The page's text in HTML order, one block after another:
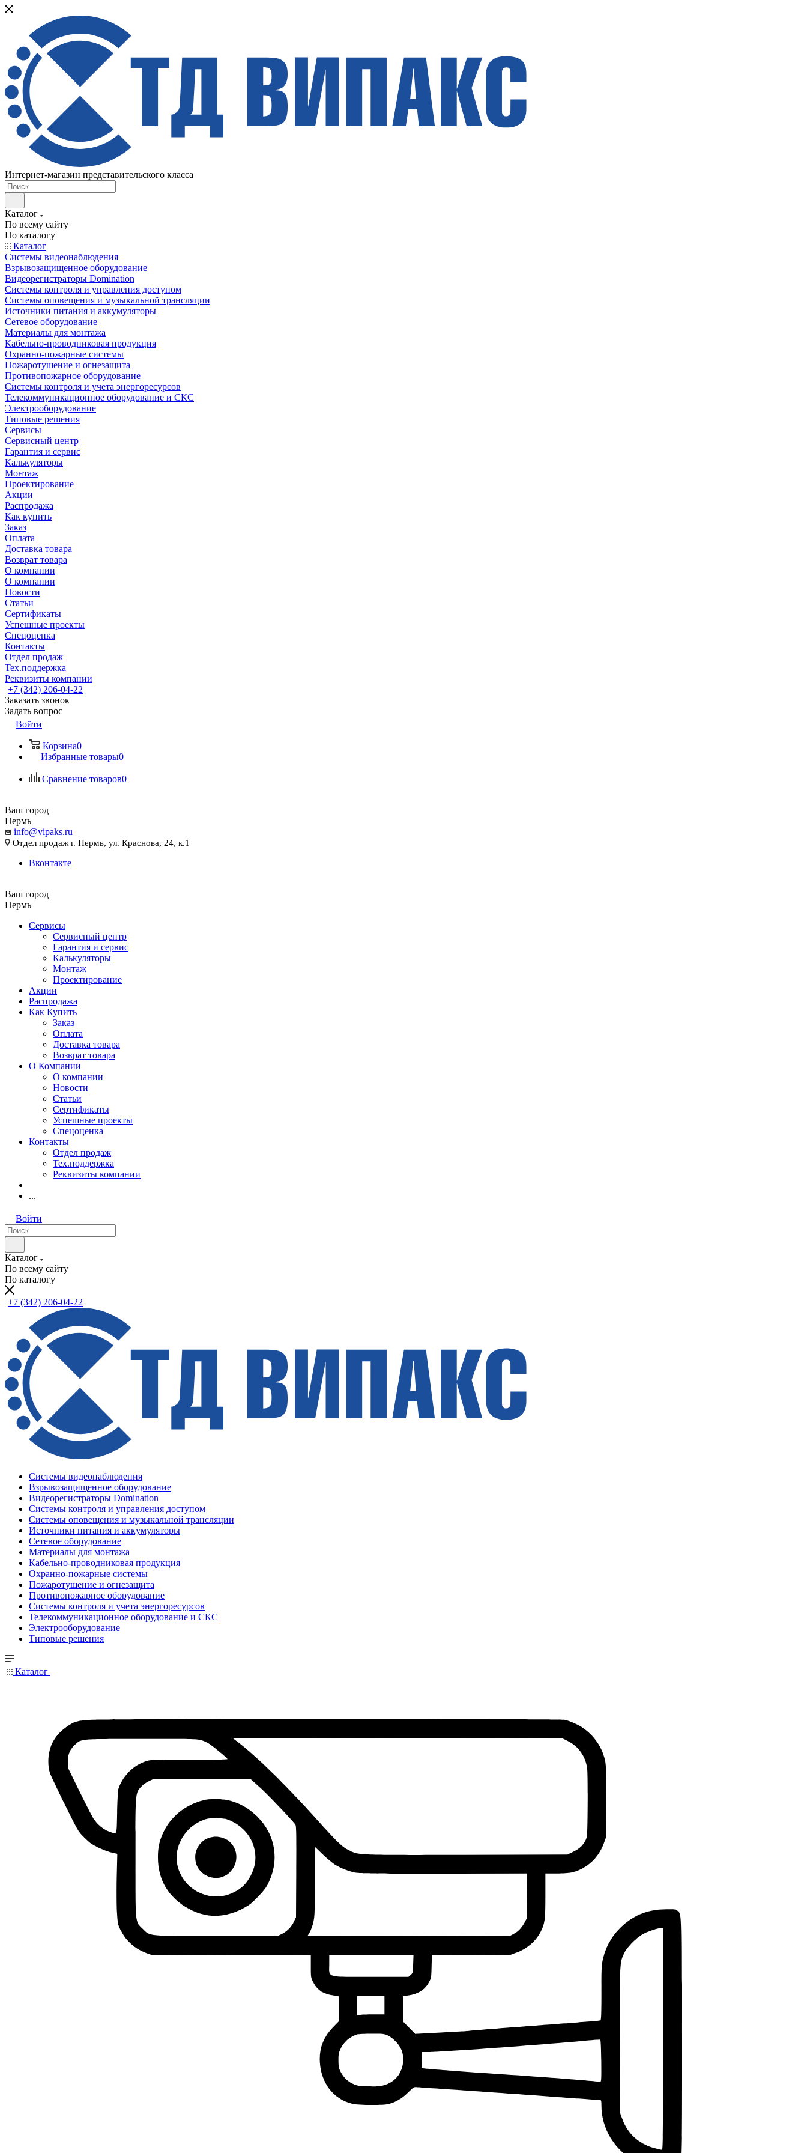
Интернет-магазин представительского класса
Каталог
По всему сайту
По каталогу
Каталог
Системы видеонаблюдения
Взрывозащищенное оборудование
Видеорегистраторы Domination
Системы контроля и управления доступом
Системы оповещения и музыкальной трансляции
Источники питания и аккумуляторы
Сетевое оборудование
Материалы для монтажа
Кабельно-проводниковая продукция
Охранно-пожарные системы
Пожаротушение и огнезащита
Противопожарное оборудование
Системы контроля и учета энергоресурсов
Телекоммуникационное оборудование и СКС
Электрооборудование
Типовые решения
Сервисы
Сервисный центр
Гарантия и сервис
Калькуляторы
Монтаж
Проектирование
Акции
Распродажа
Как купить
Заказ
Оплата
Доставка товара
Возврат товара
О компании
О компании
Новости
Статьи
Сертификаты
Успешные проекты
Спецоценка
Контакты
Отдел продаж
Тех.поддержка
Реквизиты компании
+7 (342) 206-04-22
Заказать звонок
Задать вопрос
Войти
Корзина0
Избранные товары0
Сравнение товаров0
Ваш город
Пермь
info@vipaks.ru
Отдел продаж г. Пермь, ул. Краснова, 24, к.1
Вконтакте
Ваш город
Пермь
Сервисы
Сервисный центр
Гарантия и сервис
Калькуляторы
Монтаж
Проектирование
Акции
Распродажа
Как Купить
Заказ
Оплата
Доставка товара
Возврат товара
О Компании
О компании
Новости
Статьи
Сертификаты
Успешные проекты
Спецоценка
Контакты
Отдел продаж
Тех.поддержка
Реквизиты компании
...
Войти
Каталог
По всему сайту
По каталогу
+7 (342) 206-04-22
Системы видеонаблюдения
Взрывозащищенное оборудование
Видеорегистраторы Domination
Системы контроля и управления доступом
Системы оповещения и музыкальной трансляции
Источники питания и аккумуляторы
Сетевое оборудование
Материалы для монтажа
Кабельно-проводниковая продукция
Охранно-пожарные системы
Пожаротушение и огнезащита
Противопожарное оборудование
Системы контроля и учета энергоресурсов
Телекоммуникационное оборудование и СКС
Электрооборудование
Типовые решения
Каталог